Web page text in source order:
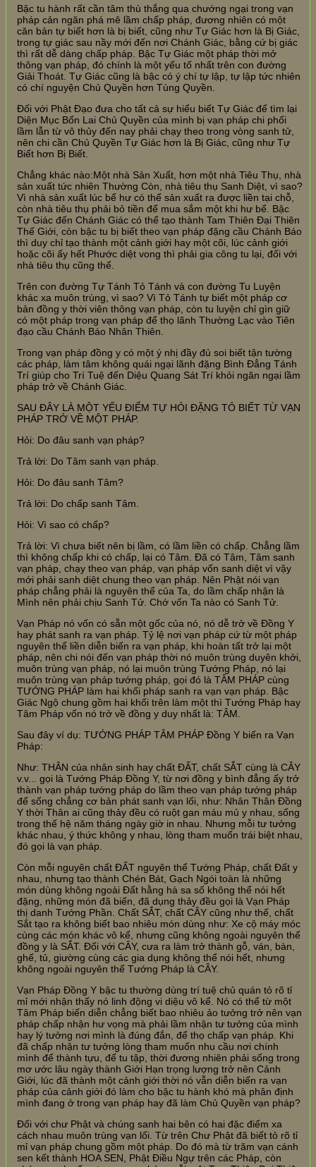
Bậc tu hành rất cần tâm thù thắng qua chướng ngại trong vạn
pháp cản ngăn phá mê lầm chấp pháp, đương nhiên có một
căn bản tự biết hơn là bị biết, cũng như Tự Giác hơn là Bị Giác,
trong tự giác sau nầy mới đến nơi Chánh Giác, bằng cứ bị giác
thì rất dễ dàng chấp pháp. Bậc Tự Giác một pháp thời mở
thông vạn pháp, đó chính là một yếu tố nhất trên con đường
Giải Thoát. Tự Giác cũng là bậc có ý chí tự lập, tự lập tức nhiên
có chí nguyện Chủ Quyền hơn Tùng Quyền.
Đối với Phật Đạo đưa cho tất cả sự hiểu biết Tự Giác để tìm lại
Diện Mục Bổn Lai Chủ Quyền của mình bị vạn pháp chi phối
lầm lẫn từ vô thủy đến nay phải chạy theo trong vòng sanh tử,
nên chi cần Chủ Quyền Tự Giác hơn là Bị Giác, cũng như Tự
Biết hơn Bị Biết.
Chẳng khác nào:Một nhà Sản Xuất, hơn một nhà Tiêu Thụ, nhà
sản xuất tức nhiên Thường Còn, nhà tiêu thụ Sanh Diệt, vì sao?
Vì nhà sản xuất lúc bể hư có thể sản xuất ra được liền tại chỗ,
còn nhà tiêu thụ phải bỏ tiền để mua sắm một khi hư bể. Bậc
Tự Giác đến Chánh Giác có thể tạo thành Tam Thiên Đại Thiên
Thế Giới, còn bậc tu bị biết theo vạn pháp đặng cầu Chánh Báo
thì duy chỉ tạo thành một cảnh giới hay một cõi, lúc cảnh giới
hoặc cõi ấy hết Phước diệt vong thì phải gia công tu lại, đối với
nhà tiêu thụ cũng thế.
Trên con đường Tự Tánh Tỏ Tánh và con đường Tu Luyện
khác xa muôn trùng, vì sao? Vì Tỏ Tánh tự biết một pháp cơ
bản đồng y thời viên thông vạn pháp, còn tu luyện chỉ gìn giữ
có một pháp trong vạn pháp để thọ lãnh Thường Lạc vào Tiên
đạo cầu Chánh Báo Nhân Thiên.
Trong vạn pháp đồng y có một ý nhị đầy đủ soi biết tận tường
các pháp, làm tâm không quái ngại lãnh đặng Bình Đẳng Tánh
Trí giúp cho Trí Tuệ đến Diệu Quang Sát Trí khỏi ngăn ngại lầm
pháp trở về Chánh Giác.
SAU ĐÂY LÀ MỘT YẾU ĐIỂM TỰ HỎI ĐẶNG TỎ BIẾT TỪ VẠN
PHÁP TRỞ VỀ MỘT PHÁP.
Hỏi: Do đâu sanh vạn pháp?
Trả lời: Do Tâm sanh vạn pháp.
Hỏi: Do đâu sanh Tâm?
Trả lời: Do chấp sanh Tâm.
Hỏi: Vì sao có chấp?
Trả lời: Vì chưa biết nên bị lầm, có lầm liền có chấp. Chẳng lầm
thì không chấp khi có chấp, lại có Tâm. Đã có Tâm, Tâm sanh
vạn pháp, chạy theo vạn pháp, vạn pháp vốn sanh diệt vì vậy
mới phải sanh diệt chung theo vạn pháp. Nên Phật nói vạn
pháp chẳng phải là nguyên thể của Ta, do lầm chấp nhận là
Mình nên phải chịu Sanh Tử. Chớ vốn Ta nào có Sanh Tử.
Vạn Pháp nó vốn có sẵn một gốc của nó, nó dễ trở về Đồng Y
hay phát sanh ra vạn pháp. Tỷ lệ nơi vạn pháp cứ từ một pháp
nguyên thể liền diễn biến ra vạn pháp, khi hoàn tất trở lại một
pháp, nên chi nói đến vạn pháp thời nó muôn trùng duyên khởi,
muôn trùng vạn pháp, nó lại muôn trùng Tướng Pháp, nó lại
muôn trùng vạn pháp tướng pháp, gọi đó là TÂM PHÁP cùng
TƯỚNG PHÁP làm hai khối pháp sanh ra vạn vạn pháp. Bậc
Giác Ngộ chung gồm hai khối trên làm một thì Tướng Pháp hay
Tâm Pháp vốn nó trở về đồng y duy nhất là: TÂM.
Sau đây ví dụ: TƯỚNG PHÁP TÂM PHÁP Đồng Y biến ra Vạn
Pháp:
Như: THÂN của nhân sinh hay chất ĐẤT, chất SẮT cùng là CÂY
v.v... gọi là Tướng Pháp Đồng Y, từ nơi đồng y bình đẳng ấy trở
thành vạn pháp tướng pháp do lầm theo vạn pháp tướng pháp
để sống chẳng cơ bản phát sanh vạn lối, như: Nhân Thân Đồng
Y thời Thân ai cũng thảy đều có ruột gan máu mủ y nhau, sống
trong thế hệ năm tháng ngày giờ in nhau. Nhưng mỗi tư tưởng
khác nhau, ý thức không y nhau, lòng tham muốn trái biệt nhau,
đó gọi là vạn pháp.
Còn mỗi nguyên chất ĐẤT nguyên thể Tướng Pháp, chất Đất y
nhau, nhưng tạo thành Chén Bát, Gạch Ngói toàn là những
món dùng không ngoài Đất hằng hà sa số không thể nói hết
đặng, những món đã biến, đã dụng thảy đều gọi là Vạn Pháp
thị danh Tướng Phần. Chất SẮT, chất CÂY cũng như thế, chất
Sắt tạo ra không biết bao nhiêu món dùng như: Xe cộ máy móc
cùng các món khác vô kể, nhưng cũng không ngoài nguyên thể
đồng y là SẮT. Đối với CÂY, cưa ra làm trở thành gỗ, ván, bàn,
ghế, tủ, giường cùng các gia dụng không thể nói hết, nhưng
không ngoài nguyên thể Tướng Pháp là CÂY.
Vạn Pháp Đồng Y bậc tu thường dùng trí tuệ chủ quán tỏ rõ tỉ
mỉ mới nhận thấy nó linh động vi diệu vô kể. Nó có thể từ một
Tâm Pháp biến diễn chẳng biết bao nhiêu ảo tưởng trở nên vạn
pháp chấp nhận hư vọng mà phải lầm nhận tư tưởng của mình
hay lý tưởng nơi mình là đúng đắn, để thọ chấp vạn pháp. Khi
đã chấp nhận tư tưởng lòng tham muốn nhu cầu nơi chính
mình để thành tựu, để tu tập, thời đương nhiên phải sống trong
mơ ước lâu ngày thành Giới Hạn trọng lượng trở nên Cảnh
Giới, lúc đã thành một cảnh giới thời nó vẫn diễn biến ra vạn
pháp của cảnh giới đó làm cho bậc tu hành khó mà phân định
mình đang ở trong vạn pháp hay đã làm Chủ Quyền vạn pháp?
Đối với chư Phật và chúng sanh hai bên có hai đặc điểm xa
cách nhau muôn trùng vạn lối. Từ trên Chư Phật đã biết tỏ rõ tỉ
mỉ vạn pháp chung gồm một pháp. Do đó mà từ trăm vạn cánh
sen kết thành HOA SEN, Phật Điều Ngự trên các Pháp, còn